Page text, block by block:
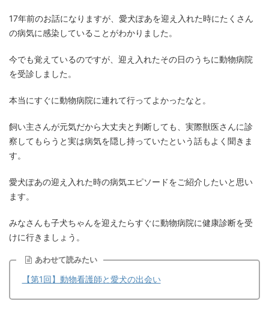
17年前のお話になりますが、愛犬ぽあを迎え入れた時にたくさん
の病気に感染していることがわかりました。
今でも覚えているのですが、迎え入れたその日のうちに動物病院
を受診しました。
本当にすぐに動物病院に連れて行ってよかったなと。
飼い主さんが元気だから大丈夫と判断しても、実際獣医さんに診
察してもらうと実は病気を隠し持っていたという話もよく聞きま
す。
愛犬ぽあの迎え入れた時の病気エピソードをご紹介したいと思い
ます。
みなさんも子犬ちゃんを迎えたらすぐに動物病院に健康診断を受
けに行きましょう。
あわせて読みたい
【第1回】動物看護師と愛犬の出会い